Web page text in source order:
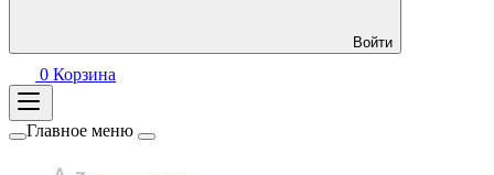
Войти
0 Корзина
Главное меню